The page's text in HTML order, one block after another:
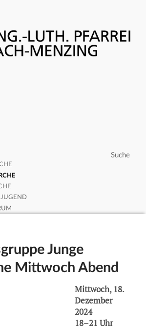
JUGEND
Junge
Mittwoch Abend
Mittwoch, 18.
Dezember
2024
18–21 Uhr